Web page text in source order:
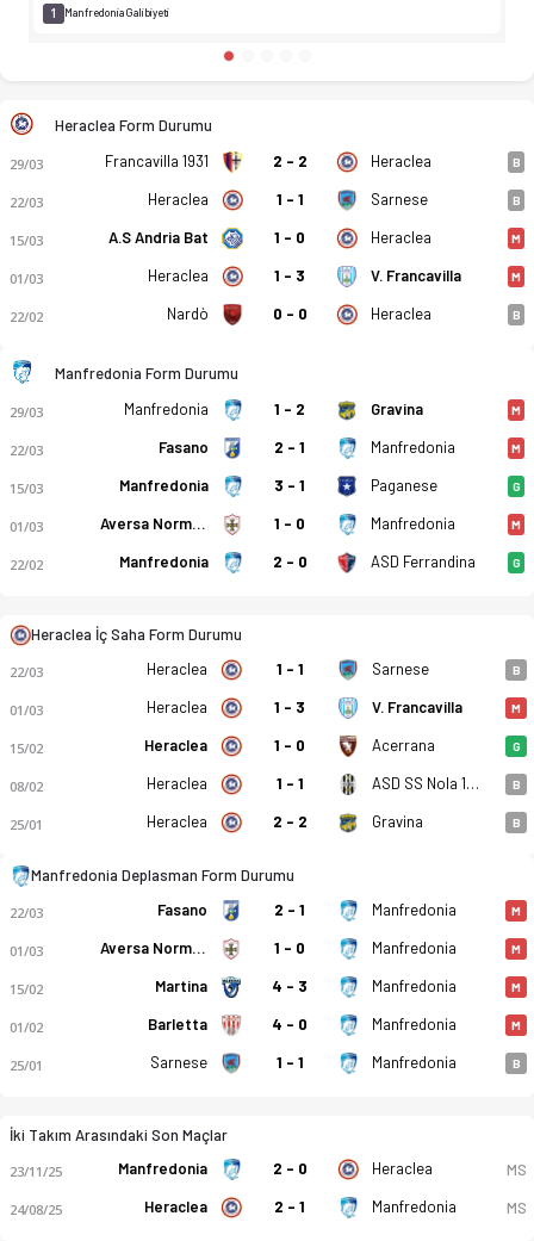
Heraclea - Manfredonia 1-1 bitti. Gol anları, kadro,
1 Manfredonia Galibiyeti
Heraclea Form Durumu
29/03 Francavilla 1931 2 - 2 Heraclea B
22/03 Heraclea 1 - 1 Sarnese B
15/03 A.S Andria Bat 1 - 0 Heraclea M
01/03 Heraclea 1 - 3 V. Francavilla M
22/02 Nardò 0 - 0 Heraclea B
Manfredonia Form Durumu
29/03 Manfredonia 1 - 2 Gravina M
22/03 Fasano 2 - 1 Manfredonia M
15/03 Manfredonia 3 - 1 Paganese G
01/03 Aversa Normanna 1 - 0 Manfredonia M
22/02 Manfredonia 2 - 0 ASD Ferrandina G
Heraclea İç Saha Form Durumu
22/03 Heraclea 1 - 1 Sarnese B
01/03 Heraclea 1 - 3 V. Francavilla M
15/02 Heraclea 1 - 0 Acerrana G
08/02 Heraclea 1 - 1 ASD SS Nola 1925 B
25/01 Heraclea 2 - 2 Gravina B
Manfredonia Deplasman Form Durumu
22/03 Fasano 2 - 1 Manfredonia M
01/03 Aversa Normanna 1 - 0 Manfredonia M
15/02 Martina 4 - 3 Manfredonia M
01/02 Barletta 4 - 0 Manfredonia M
25/01 Sarnese 1 - 1 Manfredonia B
İki Takım Arasındaki Son Maçlar
23/11/25 Manfredonia 2 - 0 Heraclea MS
24/08/25 Heraclea 2 - 1 Manfredonia MS